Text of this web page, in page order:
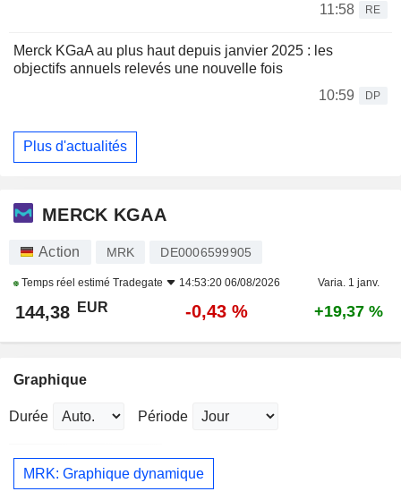
11:58
RE
Merck KGaA au plus haut depuis janvier 2025 : les
objectifs annuels relevés une nouvelle fois
10:59
DP
Plus d'actualités
MERCK KGAA
Action MRK DE0006599905
Temps réel estimé Tradegate 14:53:20 06/08/2026 Varia. 1 janv.
144,38 EUR -0,43 % +19,37 %
Graphique
Durée Période
MRK: Graphique dynamique